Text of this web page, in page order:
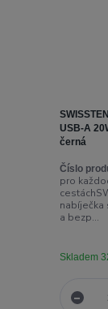
USB-A
černá
Číslo
pro
nabíječka
a bezp...
Skladem